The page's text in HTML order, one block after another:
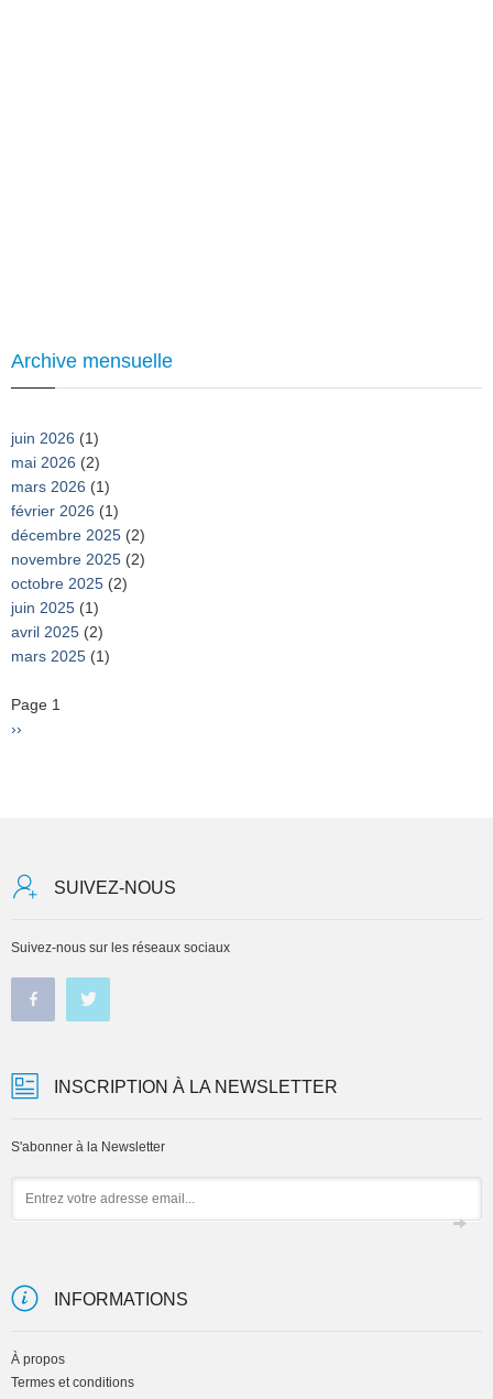
Archive mensuelle
juin 2026 (1)
mai 2026 (2)
mars 2026 (1)
février 2026 (1)
décembre 2025 (2)
novembre 2025 (2)
octobre 2025 (2)
juin 2025 (1)
avril 2025 (2)
mars 2025 (1)
Pagination
Page 1
Page
››
SUIVEZ-NOUS
Suivez-nous sur les réseaux sociaux
INSCRIPTION À LA NEWSLETTER
S'abonner à la Newsletter
INFORMATIONS
À propos
Termes et conditions